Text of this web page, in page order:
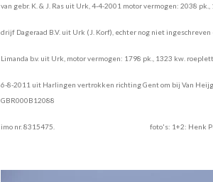
van gebr. K. & J. Ras uit Urk, 4-4-2001 motor vermogen: 2038
drijf Dageraad B.V. uit Urk (J. Korf), echter nog niet
Limanda b.v. uit Urk, motor vermogen: 1798 pk., 1323 kw. roep
6-8-2011 uit Harlingen vertrokken richting Gent om bij Van
GBR000B12088
imo nr. 8315475. foto's: 1+2: Henk Perdok